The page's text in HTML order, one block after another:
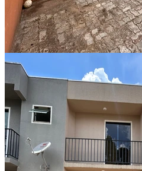
3Quartos
2Vagas
71,94Área Privativa (m²)
Conversar no WhatsApp